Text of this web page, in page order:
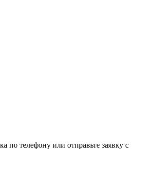
по телефону или отправьте заявку с